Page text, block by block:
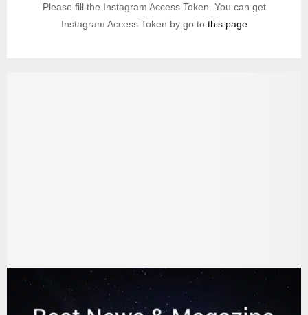
Please fill the Instagram Access Token. You can get
Instagram Access Token by go to this page